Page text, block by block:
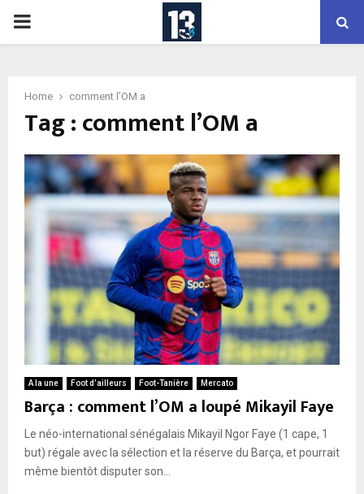
PRIMARY
Home comment l’OM a
Tag : comment l’OM a
A la une Foot d’ailleurs Foot-Tanière Mercato
Barça : comment l’OM a loupé Mikayil Faye
Le néo-international sénégalais Mikayil Ngor Faye (1 cape, 1
but) régale avec la sélection et la réserve du Barça, et pourrait
même bientôt disputer son...